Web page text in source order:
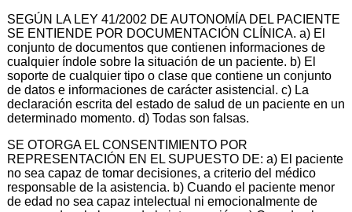
SEGÚN LA LEY 41/2002 DE AUTONOMÍA DEL PACIENTE
SE ENTIENDE POR DOCUMENTACIÓN CLÍNICA. a) El
conjunto de documentos que contienen informaciones de
cualquier índole sobre la situación de un paciente. b) El
soporte de cualquier tipo o clase que contiene un conjunto
de datos e informaciones de carácter asistencial. c) La
declaración escrita del estado de salud de un paciente en un
determinado momento. d) Todas son falsas.
SE OTORGA EL CONSENTIMIENTO POR
REPRESENTACIÓN EN EL SUPUESTO DE: a) El paciente
no sea capaz de tomar decisiones, a criterio del médico
responsable de la asistencia. b) Cuando el paciente menor
de edad no sea capaz intelectual ni emocionalmente de